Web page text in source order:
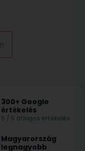
300+ Google
értékelés
5 / 5 átlagos értékelés
Magyarország
legnagyobb